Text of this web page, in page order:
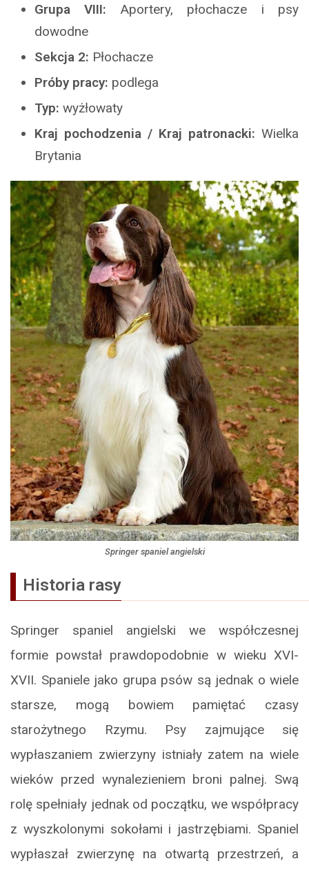
Grupa VIII: Aportery, płochacze i psy
dowodne
Sekcja 2: Płochacze
Próby pracy: podlega
Typ: wyżłowaty
Kraj pochodzenia / Kraj patronacki: Wielka
Brytania
Springer spaniel angielski
Historia rasy
Springer spaniel angielski we współczesnej
formie powstał prawdopodobnie w wieku XVI-
XVII. Spaniele jako grupa psów są jednak o wiele
starsze, mogą bowiem pamiętać czasy
starożytnego Rzymu. Psy zajmujące się
wypłaszaniem zwierzyny istniały zatem na wiele
wieków przed wynalezieniem broni palnej. Swą
rolę spełniały jednak od początku, we współpracy
z wyszkolonymi sokołami i jastrzębiami. Spaniel
wypłaszał zwierzynę na otwartą przestrzeń, a